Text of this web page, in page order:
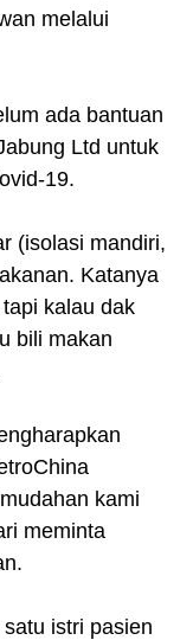
melalui
ada bantuan
Ltd untuk
19.
(isolasi mandiri,
Katanya
kalau dak
bili makan
kami
meminta
istri pasien